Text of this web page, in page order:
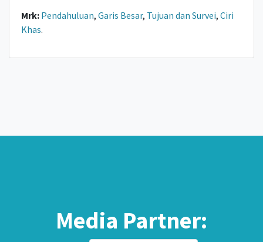
Mrk: Pendahuluan, Garis Besar, Tujuan dan Survei, Ciri
Khas.
Media Partner: